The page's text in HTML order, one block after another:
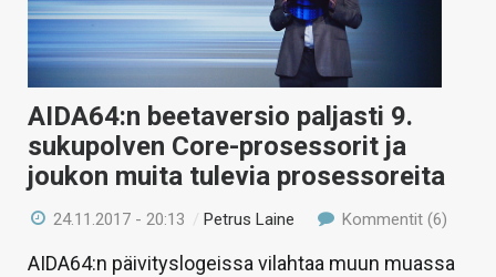
AIDA64:n beetaversio paljasti 9.
sukupolven Core-prosessorit ja
joukon muita tulevia prosessoreita
24.11.2017 - 20:13 / Petrus Laine Kommentit (6)
AIDA64:n päivityslogeissa vilahtaa muun muassa